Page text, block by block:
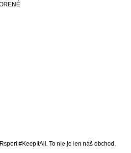
#KeepItAll. To nie je len náš obchod,